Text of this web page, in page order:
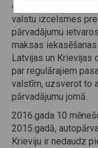
gaidāmajiem
valstu izcelsmes
pārvadājumu
maksas
Latvijas un Krievijas
par regulārajiem
valstīm, uzsverot to
pārvadājumu jomā.
2016.gada 10
2015.gadā,
Krieviju ir nedaudz